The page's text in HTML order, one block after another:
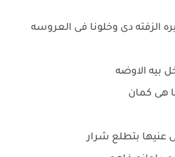
الزفته دى وخلونا فى العروسه
بيه الاوضه
هى كمان
عنيها بتطلع شرار